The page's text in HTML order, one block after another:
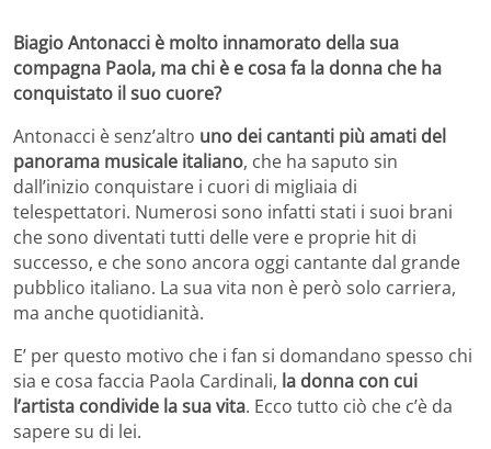
Biagio Antonacci è molto innamorato della sua
compagna Paola, ma chi è e cosa fa la donna che ha
conquistato il suo cuore?
Antonacci è senz’altro uno dei cantanti più amati del
panorama musicale italiano, che ha saputo sin
dall’inizio conquistare i cuori di migliaia di
telespettatori. Numerosi sono infatti stati i suoi brani
che sono diventati tutti delle vere e proprie hit di
successo, e che sono ancora oggi cantante dal grande
pubblico italiano. La sua vita non è però solo carriera,
ma anche quotidianità.
E’ per questo motivo che i fan si domandano spesso chi
sia e cosa faccia Paola Cardinali, la donna con cui
l’artista condivide la sua vita. Ecco tutto ciò che c’è da
sapere su di lei.